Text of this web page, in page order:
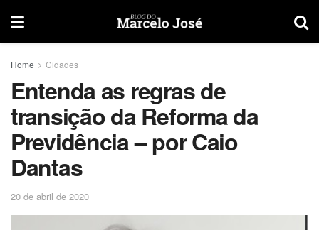
Home Cidades
Entenda as regras de
transição da Reforma da
Previdência – por Caio
Dantas
20 de abril de 2020